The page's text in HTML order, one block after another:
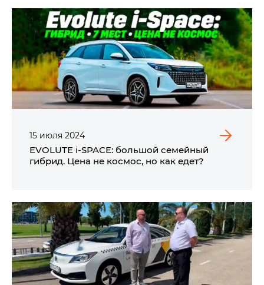
15 июля 2024
EVOLUTE i‑SPACE: большой семейный
гибрид. Цена не космос, но как едет?